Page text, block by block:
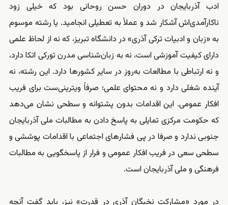
ادب آذربایجان در دوران حسن روحانی بود که خیلی زود
ناکارآمدی‌اش آشکار شد و عملاً به تعطیلی انجامید. یا رشته‌ موسوم
به «زبان و ادبیات ترکی آذری» در دانشگاه تبریز، که نه از لحاظ علمی
دارای کیفیت آموزشی است، نه به زبان‌شناسی مدرن تورکی اتکا دارد،
و نه ارتباطی با مطالعات به‌روز در سایر کشورها دارد. این رشته، نه
آینده شغلی دارد و نه محتوای علمی؛ صرفاً ویترینی‌ست برای فریب
افکار عمومی. این اقدامات بدون پشتوانه و سطحی نشان می‌دهد
که حکومت مرکزی تمایلی به پاسخ دادن به مطالبات ملی آذربایجان
جنوبی ندارد و صرفا در پی فشارهای اجتماعی با اقدامات پوششی و
سطحی سعی در فریب افکار عمومی و فرار از پاسخگویی به مطالبات
فرهنگی و ملی آذربایجان است.
در مورد «مشارکت نخبگان آذری در قدرت» نیز، باید گفت آنچه